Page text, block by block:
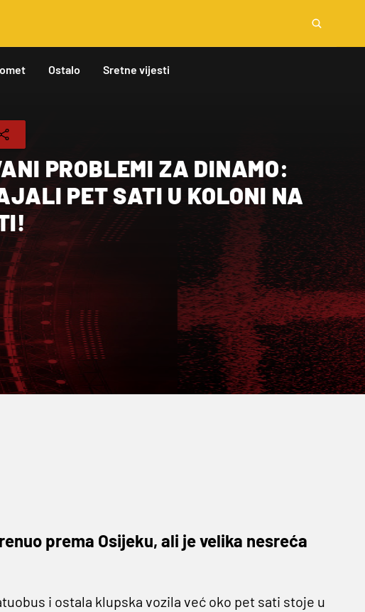
Ostalo Sretne vijesti
PROBLEMI ZA DINAMO:
PET SATI U KOLONI NA
prema Osijeku, ali je velika nesreća
i ostala klupska vozila već oko pet sati stoje u